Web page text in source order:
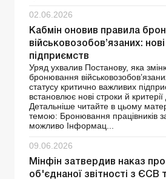
02.06.2026
Кабмін оновив правила
військовозобов’язаних:
підприємств
Уряд ухвалив Постанову, яка
бронювання
статусу критично важливих
встановлює нові строки й критерії
Детальніше читайте в цьому
темою: Бронювання працівників
можливо Інформац...
09.06.2026
Мінфін затвердив наказ
об'єднаної звітності з